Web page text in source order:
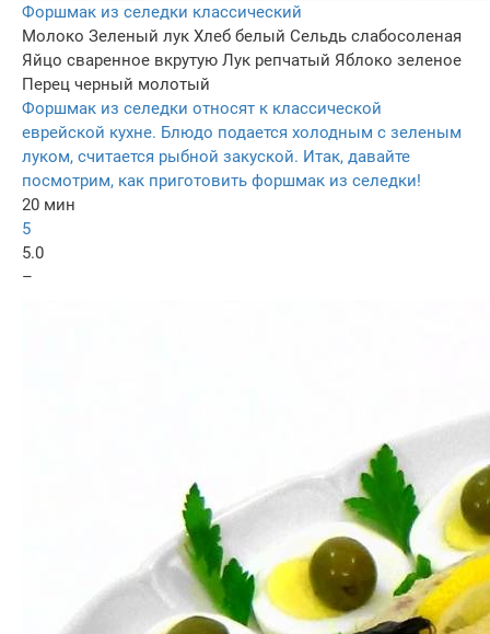
Форшмак из селедки классический
Молоко Зеленый лук Хлеб белый Сельдь слабосоленая
Яйцо сваренное вкрутую Лук репчатый Яблоко зеленое
Перец черный молотый
Форшмак из селедки относят к классической
еврейской кухне. Блюдо подается холодным с зеленым
луком, считается рыбной закуской. Итак, давайте
посмотрим, как приготовить форшмак из селедки!
20 мин
5
5.0
–